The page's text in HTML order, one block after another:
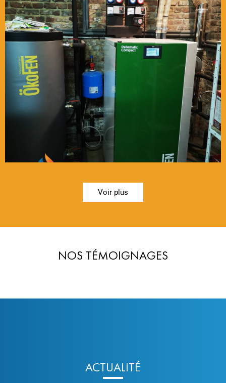
Voir plus
NOS TÉMOIGNAGES
ACTUALITÉ